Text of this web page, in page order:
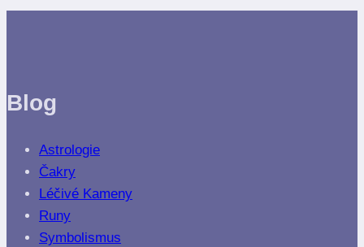
Blog
Astrologie
Čakry
Léčivé Kameny
Runy
Symbolismus